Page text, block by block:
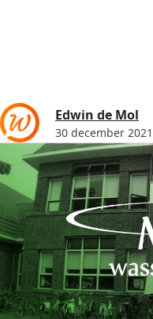
Edwin de Mol
30 december 2021